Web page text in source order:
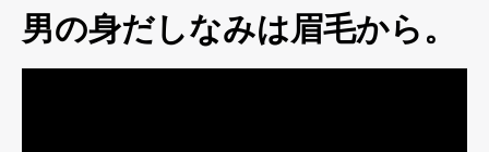
男の身だしなみは眉毛から。